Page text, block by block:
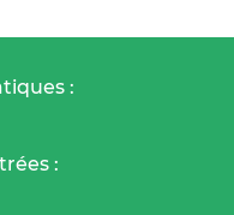
:
: